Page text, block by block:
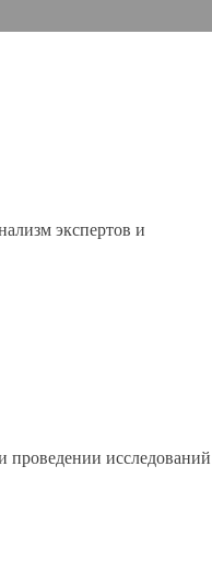
экспертов и
проведении исследований